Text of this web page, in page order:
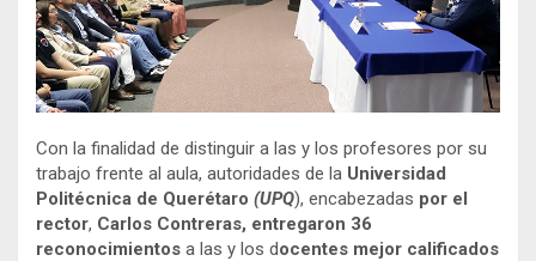
Con la finalidad de distinguir a las y los profesores por su
trabajo frente al aula, autoridades de la Universidad
Politécnica de Querétaro (UPQ), encabezadas por el
rector, Carlos Contreras, entregaron 36
reconocimientos a las y los docentes mejor calificados